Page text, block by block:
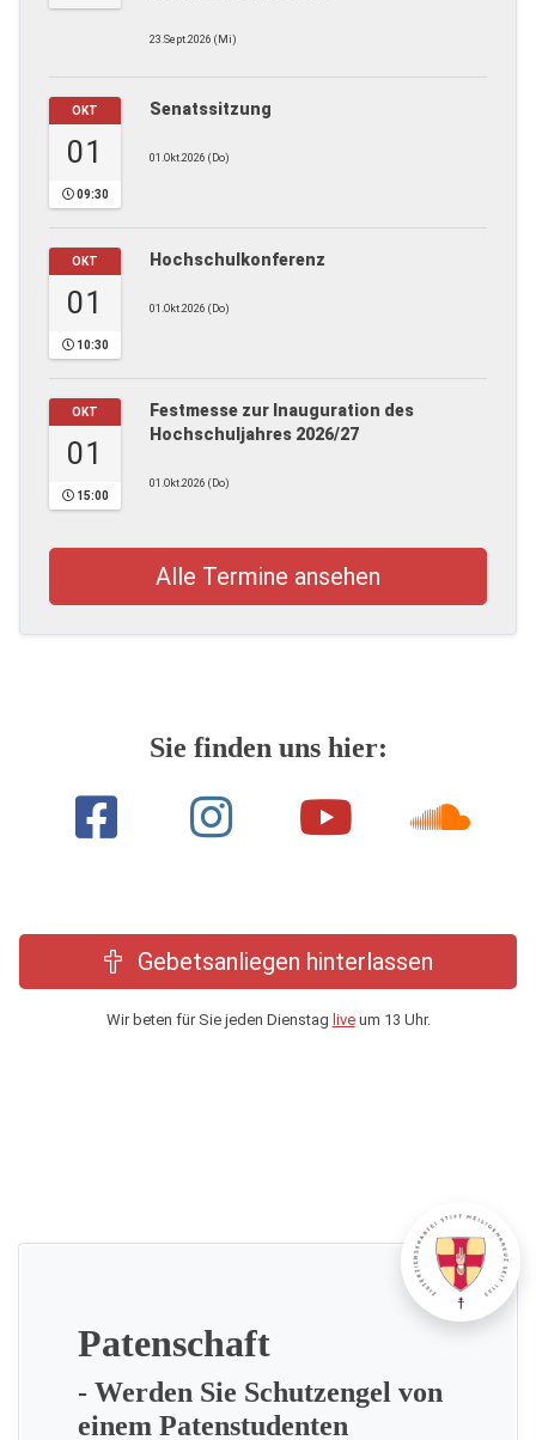
23.Sept.2026 (Mi)
OKT
01
09:30
Senatssitzung
01.Okt.2026 (Do)
OKT
01
10:30
Hochschulkonferenz
01.Okt.2026 (Do)
OKT
01
15:00
Festmesse zur Inauguration des
Hochschuljahres 2026/27
01.Okt.2026 (Do)
Alle Termine ansehen
Sie finden uns hier:
Gebetsanliegen hinterlassen
Wir beten für Sie jeden Dienstag liveum 13 Uhr.
Patenschaft
- Werden Sie Schutzengel von
einem Patenstudenten